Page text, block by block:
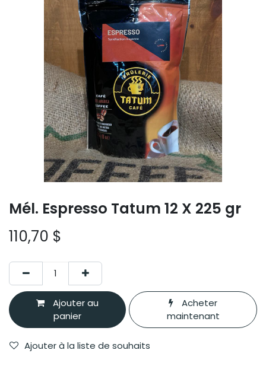
Mél. Espresso Tatum 12 X 225 gr
110,70 $
Ajouter au
panier
Acheter
maintenant
Ajouter à la liste de souhaits